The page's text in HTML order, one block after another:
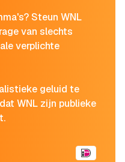
Steun WNL
van slechts
verplichte
geluid te
WNL zijn publieke